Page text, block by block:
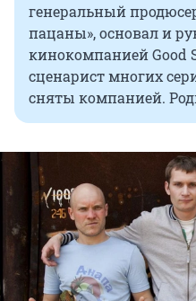
генеральный
пацаны», основал и
кинокомпанией Good
сценарист многих
сняты компанией.